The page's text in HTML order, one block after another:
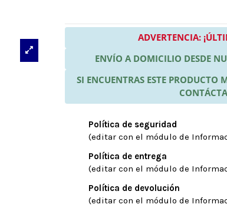
ADVERTENCIA:
ENVÍO A DOMICILIO DESDE
SI ENCUENTRAS ESTE
Política de seguridad
(editar con el módulo de
Política de entrega
(editar con el módulo de
Política de devolución
(editar con el módulo de